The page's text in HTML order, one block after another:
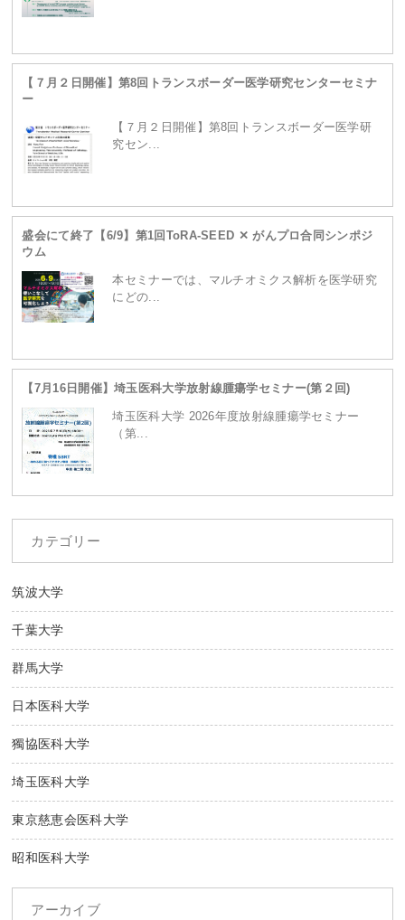
null in/home/ganpro/kanto-
content/themes/site/header.php on line230
【７月２日開催】第8回トランスボーダー医学研究センターセミナ
ー
【７月２日開催】第8回トランスボーダー医学研
究セン...
盛会にて終了【6/9】第1回ToRA-SEED ✕ がんプロ合同シンポジ
ウム
本セミナーでは、マルチオミクス解析を医学研究
にどの...
【7月16日開催】埼玉医科大学放射線腫瘍学セミナー(第２回)
埼玉医科大学 2026年度放射線腫瘍学セミナー
（第...
カテゴリー
筑波大学
千葉大学
群馬大学
日本医科大学
獨協医科大学
埼玉医科大学
東京慈恵会医科大学
昭和医科大学
アーカイブ